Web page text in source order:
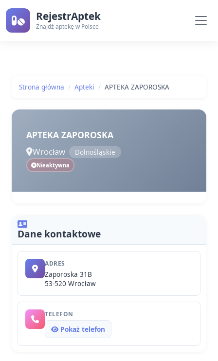
RejestrAptek
Znajdź aptekę w Polsce
Strona główna Apteki APTEKA ZAPOROSKA
APTEKA ZAPOROSKA
Wrocław Dolnośląskie
Nieaktywna
Dane kontaktowe
ADRES
Zaporoska 31B
53-520 Wrocław
TELEFON
Pokaż telefon